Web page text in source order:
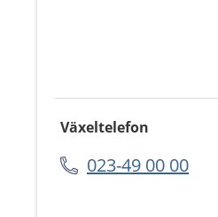
Växeltelefon
023-49 00 00